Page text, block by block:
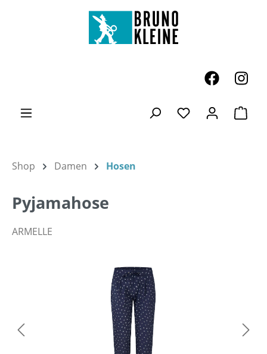
Zum Hauptinhalt springen
Du hast 0
Shop Damen Hosen
Pyjamahose
ARMELLE
Bildergalerie überspringen